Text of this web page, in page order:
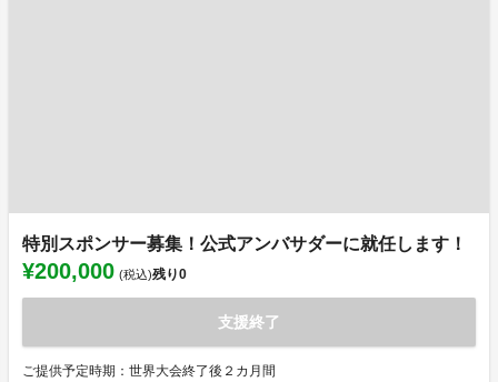
特別スポンサー募集！公式アンバサダーに就任します！
¥200,000 (税込)残り0
支援終了
ご提供予定時期：世界大会終了後２カ月間